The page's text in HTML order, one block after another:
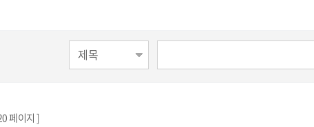
페이지 ]